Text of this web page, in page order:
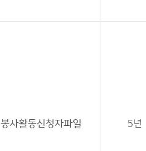
봉사활동신청자파일 5년